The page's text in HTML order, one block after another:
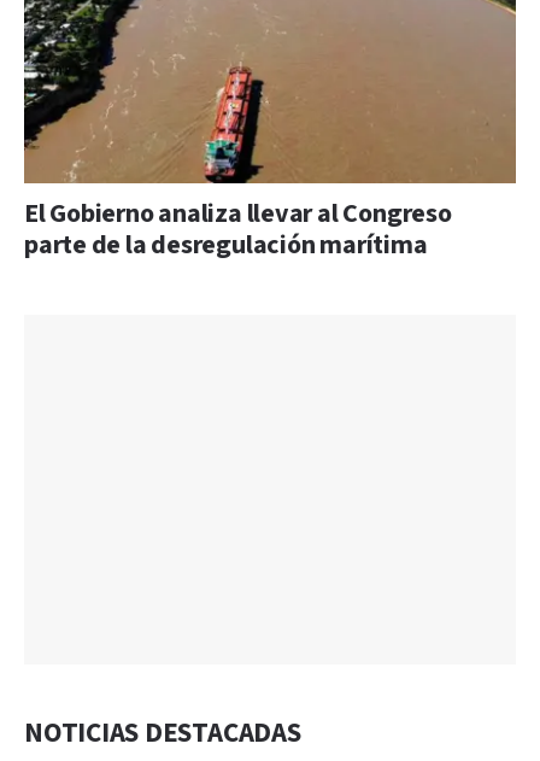
El Gobierno analiza llevar al Congreso
parte de la desregulación marítima
NOTICIAS DESTACADAS